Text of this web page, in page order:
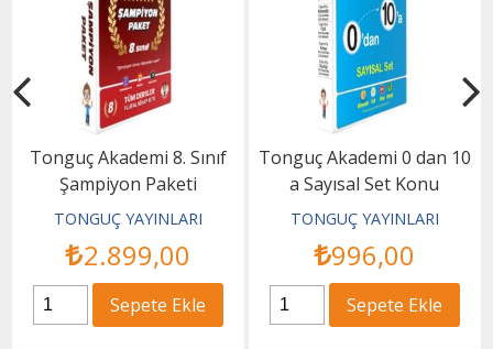
Tonguç Akademi 8. Sınıf
Şampiyon Paketi
TONGUÇ YAYINLARI
2.899,00
Sepete Ekle
Tonguç Akademi 0 dan 10
a Sayısal Set Konu
Anlatımlı Soru Bankası
TONGUÇ YAYINLARI
996,00
Sepete Ekle